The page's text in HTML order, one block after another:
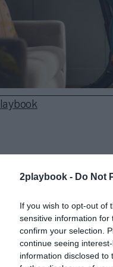
2playbook - Do Not
If you wish to opt-out of
sensitive information
confirm your selection.
continue seeing
information disclosed
recorta sus
de dólares
anterior gracias a
La empresa facturó